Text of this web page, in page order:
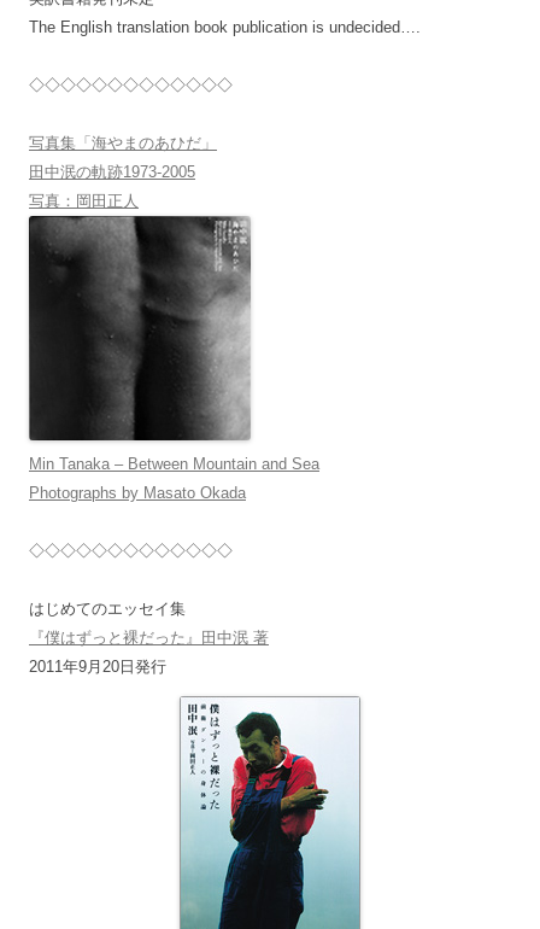
The English translation book publication is undecided….
◇◇◇◇◇◇◇◇◇◇◇◇◇
写真集「海やまのあひだ」
田中泯の軌跡1973-2005
写真：岡田正人
Min Tanaka – Between Mountain and Sea
Photographs by Masato Okada
◇◇◇◇◇◇◇◇◇◇◇◇◇
はじめてのエッセイ集
『僕はずっと裸だった』田中泯 著
2011年9月20日発行